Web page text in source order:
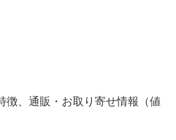
徴、通販・お取り寄せ情報（値